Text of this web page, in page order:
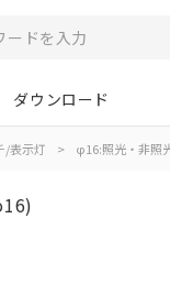
ダウンロード
/表示灯 > φ16:照光・非照